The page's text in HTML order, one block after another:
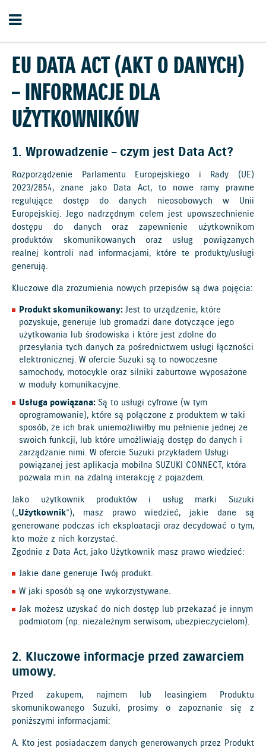
EU DATA ACT (AKT O DANYCH)
– INFORMACJE DLA
UŻYTKOWNIKÓW
1. Wprowadzenie – czym jest Data Act?
Rozporządzenie Parlamentu Europejskiego i Rady (UE)
2023/2854, znane jako Data Act, to nowe ramy prawne
regulujące dostęp do danych nieosobowych w Unii
Europejskiej. Jego nadrzędnym celem jest upowszechnienie
dostępu do danych oraz zapewnienie użytkownikom
produktów skomunikowanych oraz usług powiązanych
realnej kontroli nad informacjami, które te produkty/usługi
generują.
Kluczowe dla zrozumienia nowych przepisów są dwa pojęcia:
Produkt skomunikowany:Jest to urządzenie, które
pozyskuje, generuje lub gromadzi dane dotyczące jego
użytkowania lub środowiska i które jest zdolne do
przesyłania tych danych za pośrednictwem usługi łączności
elektronicznej. W ofercie Suzuki są to nowoczesne
samochody, motocykle oraz silniki zaburtowe wyposażone
w moduły komunikacyjne.
Usługa powiązana:Są to usługi cyfrowe (w tym
oprogramowanie), które są połączone z produktem w taki
sposób, że ich brak uniemożliwiłby mu pełnienie jednej ze
swoich funkcji, lub które umożliwiają dostęp do danych i
zarządzanie nimi. W ofercie Suzuki przykładem Usługi
powiązanej jest aplikacja mobilna SUZUKI CONNECT, która
pozwala m.in. na zdalną interakcję z pojazdem.
Jako użytkownik produktów i usług marki Suzuki
(„Użytkownik”), masz prawo wiedzieć, jakie dane są
generowane podczas ich eksploatacji oraz decydować o tym,
kto może z nich korzystać.
Zgodnie z Data Act, jako Użytkownik masz prawo wiedzieć:
Jakie dane generuje Twój produkt.
W jaki sposób są one wykorzystywane.
Jak możesz uzyskać do nich dostęp lub przekazać je innym
podmiotom (np. niezależnym serwisom, ubezpieczycielom).
2. Kluczowe informacje przed zawarciem
umowy.
Przed zakupem, najmem lub leasingiem Produktu
skomunikowanego Suzuki, prosimy o zapoznanie się z
poniższymi informacjami:
A. Kto jest posiadaczem danych generowanych przez Produkt